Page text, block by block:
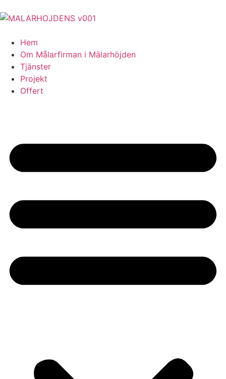
Hem
Om Målarfirman i Mälarhöjden
Tjänster
Projekt
Offert